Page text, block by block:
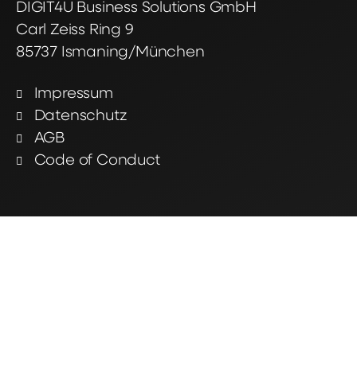
DIGIT4U Business Solutions GmbH
Carl Zeiss Ring 9
85737 Ismaning/München
Impressum
Datenschutz
AGB
Code of Conduct